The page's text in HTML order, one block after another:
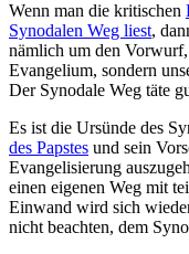
Wenn man die kritischen
Synodalen Weg liest,
nämlich um den
Evangelium, sondern
Der Synodale Weg täte
Es ist die Ursünde des
des Papstes und sein
Evangelisierung
einen eigenen Weg mit
Einwand wird sich
nicht beachten, dem